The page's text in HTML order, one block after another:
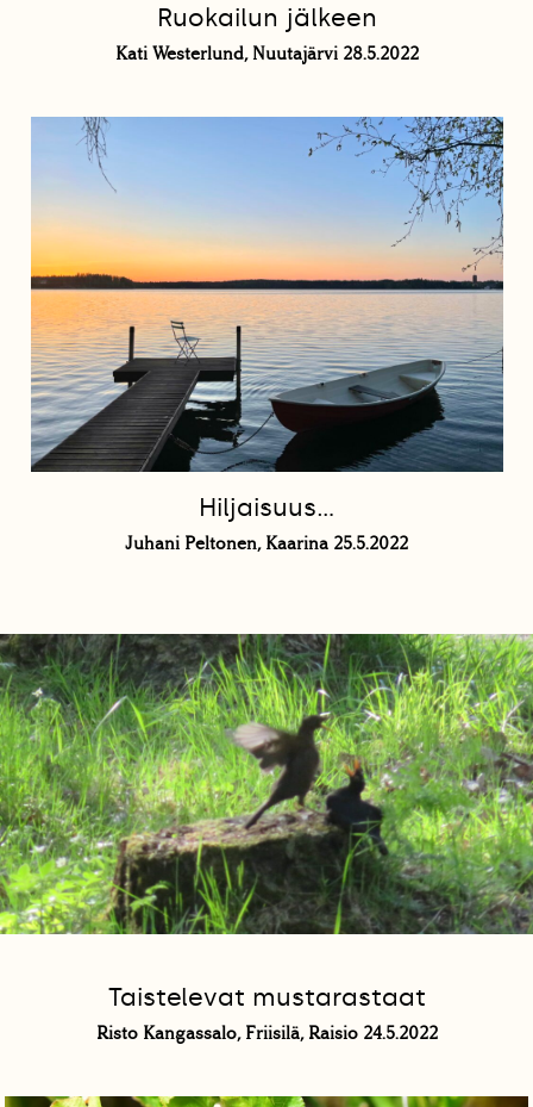
Ruokailun jälkeen
Kati Westerlund, Nuutajärvi 28.5.2022
Hiljaisuus…
Juhani Peltonen, Kaarina 25.5.2022
Taistelevat mustarastaat
Risto Kangassalo, Friisilä, Raisio 24.5.2022